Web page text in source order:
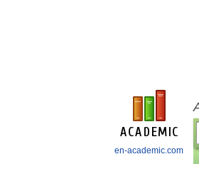
en-academic.com